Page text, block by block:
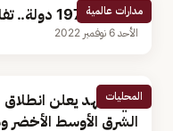
مدارات عالمية
وفود من 197 دولة.. تفاصيل قمة المناخ في شرم الشيخ
الأحد 6 نوفمبر 2022
المحليات
ولي العهد يعلن
الشرق الأوسط الأخضر